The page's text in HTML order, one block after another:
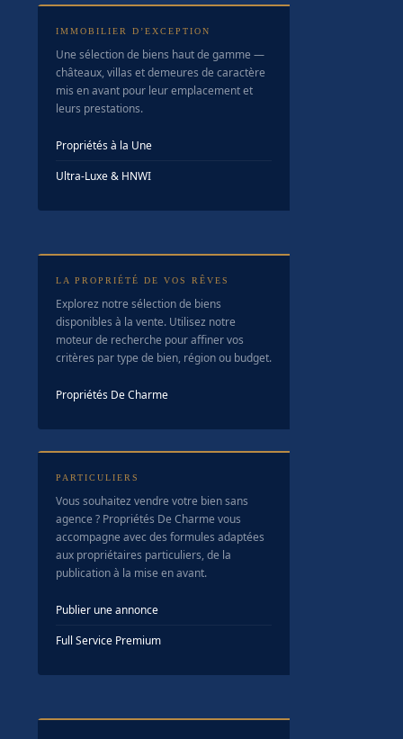
IMMOBILIER D’EXCEPTION
Une sélection de biens haut de gamme —
châteaux, villas et demeures de caractère
mis en avant pour leur emplacement et
leurs prestations.
Propriétés à la Une
Ultra-Luxe & HNWI
LA PROPRIÉTÉ DE VOS RÊVES
Explorez notre sélection de biens
disponibles à la vente. Utilisez notre
moteur de recherche pour affiner vos
critères par type de bien, région ou budget.
Propriétés De Charme
PARTICULIERS
Vous souhaitez vendre votre bien sans
agence ? Propriétés De Charme vous
accompagne avec des formules adaptées
aux propriétaires particuliers, de la
publication à la mise en avant.
Publier une annonce
Full Service Premium